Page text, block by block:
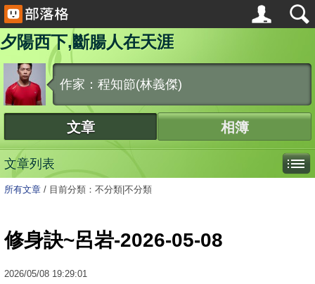
夕陽西下,斷腸人在天涯
作家：程知節(林義傑)
文章 相簿
文章列表
所有文章 / 目前分類：不分類|不分類
修身訣~呂岩-2026-05-08
2026/05/08 19:29:01